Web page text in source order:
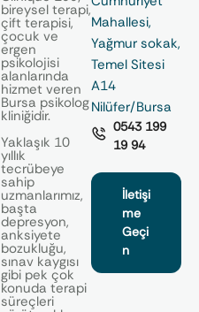
bireysel terapi,
çift terapisi,
çocuk ve
ergen
psikolojisi
alanlarında
hizmet veren
Bursa psikolog
kliniğidir.
Yaklaşık 10
yıllık
tecrübeye
sahip
uzmanlarımız,
başta
depresyon,
anksiyete
bozukluğu,
sınav kaygısı
gibi pek çok
konuda terapi
süreçleri
Mahallesi,
Yağmur sokak,
Temel Sitesi
A14
Nilüfer/Bursa
0543 199
19 94
İletişi
me
Geçi
n